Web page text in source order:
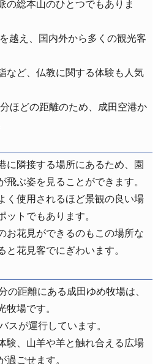
の総本山のひとつでもありま
越え、国内外から多くの観光客
など、仏教に関する体験も人気
ほどの距離のため、成田空港か
に隣接する場所にあるため、園
ぶ姿を見ることができます。
く使用されるほど景観の良い場
トでもあります。
お花見ができるのもこの場所な
花見客でにぎわいます。
の距離にある成田ゆめ牧場は、
場です。
スが運行しています。
験、山羊や羊と触れ合える広場
ごせます。